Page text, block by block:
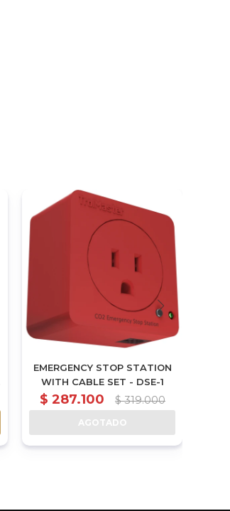
EMERGENCY STOP STATION
WITH CABLE SET - DSE-1
$ 287.100 $ 319.000
AGOTADO